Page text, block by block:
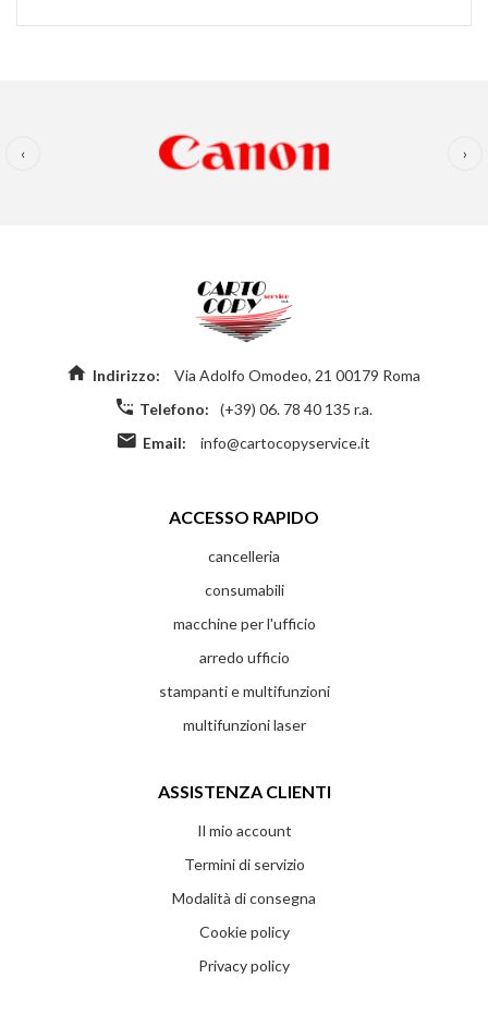
‹ ›
Indirizzo:
Via Adolfo Omodeo, 21 00179 Roma
Telefono:
(+39) 06. 78 40 135 r.a.
Email:
info@cartocopyservice.it
ACCESSO RAPIDO
cancelleria
consumabili
macchine per l'ufficio
arredo ufficio
stampanti e multifunzioni
multifunzioni laser
ASSISTENZA CLIENTI
Il mio account
Termini di servizio
Modalità di consegna
Cookie policy
Privacy policy